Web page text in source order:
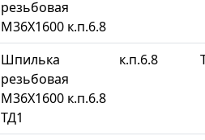
резьбовая
М36Х1600 к.п.6.8
Шпилька
резьбовая
М36Х1600 к.п.6.8
ТД1
к.п.6.8